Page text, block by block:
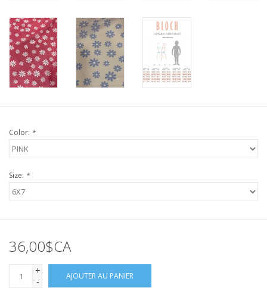
Color: *
Size: *
36,00$CA
+
-
AJOUTER AU PANIER